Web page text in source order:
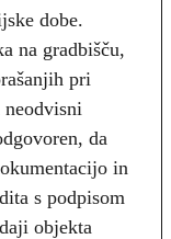
dobe.
na gradbišču,
pri
neodvisni
da
in
s podpisom
objekta